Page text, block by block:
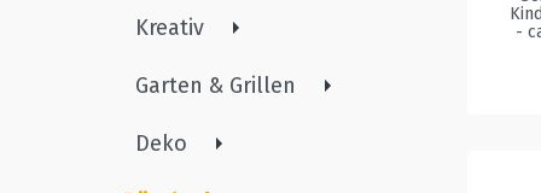
Kreativ
Garten & Grillen
Deko
-